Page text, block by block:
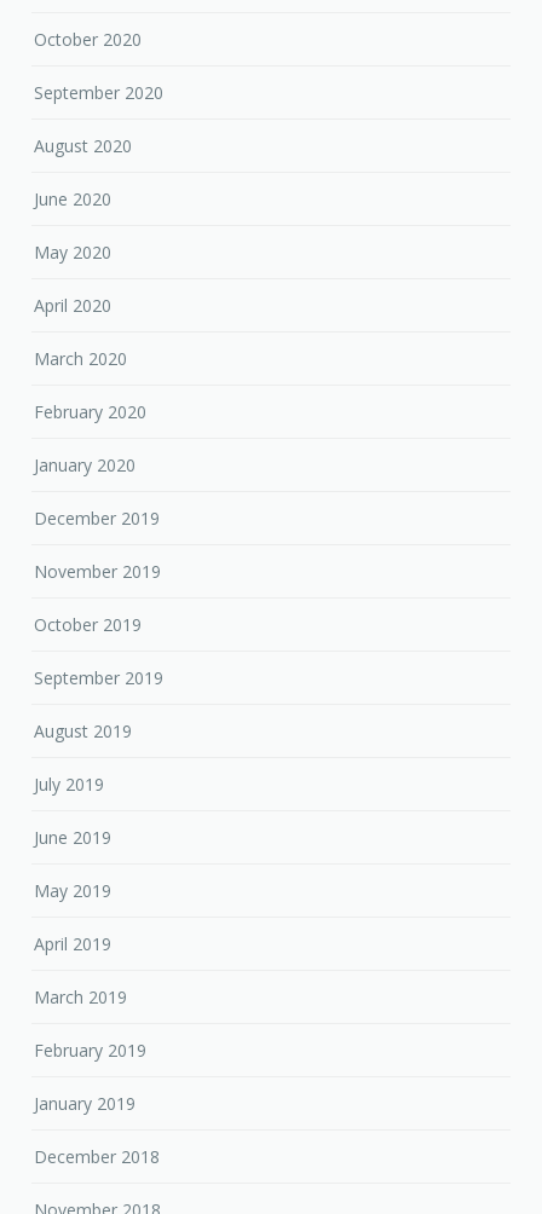
October 2020
September 2020
August 2020
June 2020
May 2020
April 2020
March 2020
February 2020
January 2020
December 2019
November 2019
October 2019
September 2019
August 2019
July 2019
June 2019
May 2019
April 2019
March 2019
February 2019
January 2019
December 2018